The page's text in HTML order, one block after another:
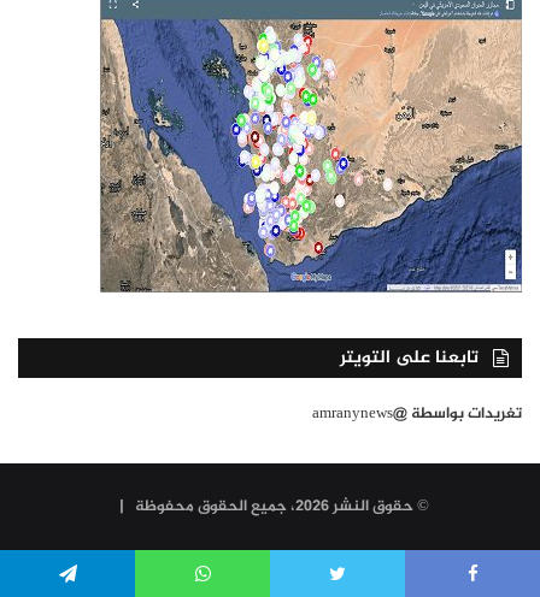
تابعنا على التويتر
تغريدات بواسطة @amranynews
© حقوق النشر 2026، جميع الحقوق محفوظة |